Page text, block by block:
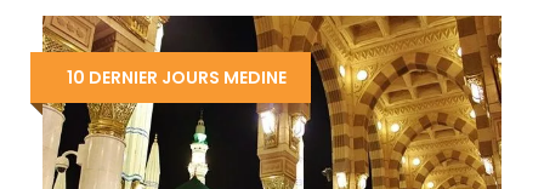
10 DERNIER JOURS MEDINE